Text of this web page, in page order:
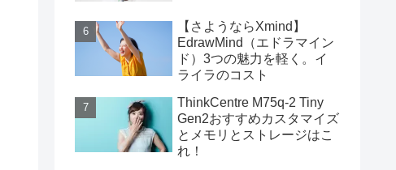
【さようならXmind】
EdrawMind（エドラマイン
ド）3つの魅力を軽く。イ
ライラのコスト
ThinkCentre M75q-2 Tiny
Gen2おすすめカスタマイズ
とメモリとストレージはこ
れ！